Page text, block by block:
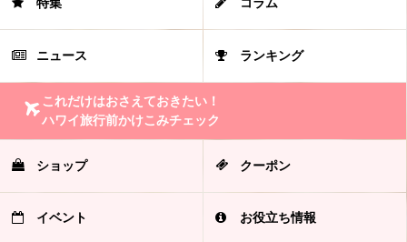
特集 コラム
ニュース ランキング
これだけはおさえておきたい！
ハワイ旅行前かけこみチェック
ショップ クーポン
イベント お役立ち情報